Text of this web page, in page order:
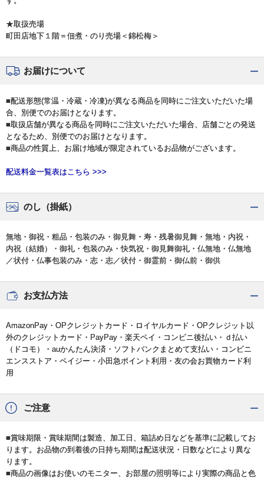
★取扱売場
町田店地下１階＝佃煮・のり売場＜錦松梅＞
お届けについて
■配送形態(常温・冷蔵・冷凍)が異なる商品を同時にご注文いただいた場
合、別便でのお届けとなります。
■取扱店舗が異なる商品を同時にご注文いただいた場合、店舗ごとの発送
となるため、別便でのお届けとなります。
■商品の性質上、お届け地域が限定されているお品物がございます。
配送料金一覧表はこちら >>>
のし（掛紙）
無地・御祝・粗品・包装のみ・御見舞・寿・残暑御見舞・無地・内祝・
内祝（結婚）・御礼・包装のみ・快気祝・御見舞御礼・仏無地・仏無地
／状付・仏事包装のみ・志・志／状付・御霊前・御仏前・御供
お支払方法
AmazonPay・OPクレジットカード・ロイヤルカード・OPクレジット以
外のクレジットカード・PayPay・楽天ペイ・コンビニ後払い・ｄ払い
（ドコモ）・auかんたん決済・ソフトバンクまとめて支払い・コンビニ
エンスストア・ペイジー・小田急ポイント利用・友の会お買物カード利
用
ご注意
■賞味期限・賞味期間は製造、加工日、箱詰め日などを基準に記載してお
ります。お品物の到着後の日持ち期間は配送状況・日数などにより異な
ります。
■商品の画像はお使いのモニター、お部屋の照明等により実際の商品と色